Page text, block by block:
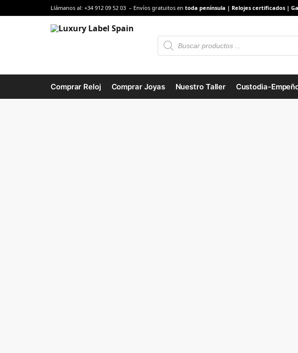
Llámanos al: +34 912 09 52 03 – Envíos gratuitos en toda península | Relojes certificados |
Comprar Reloj Comprar Joyas Nuestro Taller Custodia-